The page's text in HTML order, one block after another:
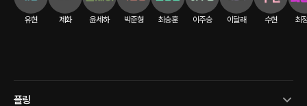
유현 제화 윤세하 박준형 최승훈 이주승 이달래 수현 최
플링